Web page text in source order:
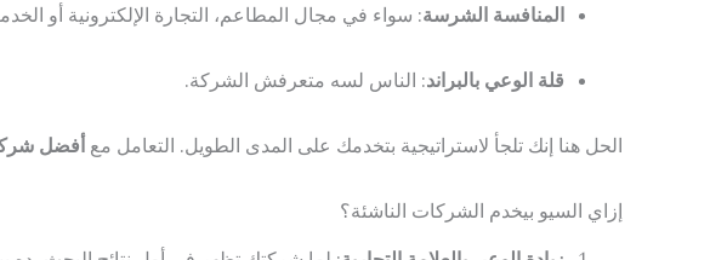
المنافسة الشرسة: سواء في مجال المطاعم، التجارة الإلكترونية أو
قلة الوعي بالبراند: الناس لسه متعرفش الشركة.
الحل هنا إنك تلجأ لاستراتيجية بتخدمك على المدى الطويل. التعامل مع أفضل
إزاي السيو بيخدم الشركات الناشئة؟